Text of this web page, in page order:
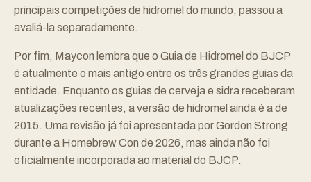
principais competições de hidromel do mundo, passou a
avaliá-la separadamente.
Por fim, Maycon lembra que o Guia de Hidromel do BJCP
é atualmente o mais antigo entre os três grandes guias da
entidade. Enquanto os guias de cerveja e sidra receberam
atualizações recentes, a versão de hidromel ainda é a de
2015. Uma revisão já foi apresentada por Gordon Strong
durante a Homebrew Con de 2026, mas ainda não foi
oficialmente incorporada ao material do BJCP.